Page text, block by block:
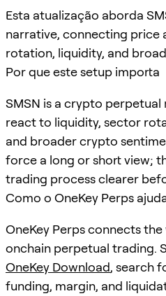
Esta atualização aborda
narrative, connecting price
rotation, liquidity, and
Por que este setup importa
SMSN is a crypto
react to liquidity, sector
and broader crypto
force a long or short view;
trading process clearer
Como o OneKey Perps
OneKey Perps connects
onchain perpetual trading.
OneKey Download, search
funding, margin, and